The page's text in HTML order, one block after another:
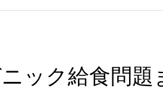
ック給食問題